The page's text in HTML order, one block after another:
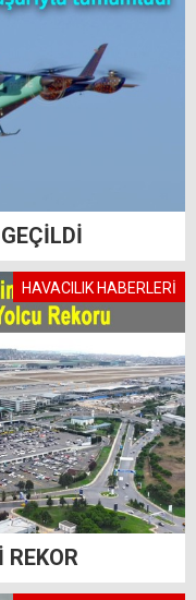
HAVACILIK HABERLERİ